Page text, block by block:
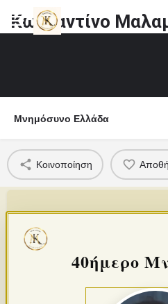
Κωνταντίνο
Μνημόσυνο Ελλάδα
Κοινοποίηση
40ήμερο